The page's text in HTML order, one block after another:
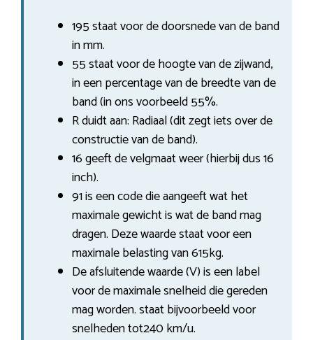
195 staat voor de doorsnede van de band
in mm.
55 staat voor de hoogte van de zijwand,
in een percentage van de breedte van de
band (in ons voorbeeld 55%.
R duidt aan: Radiaal (dit zegt iets over de
constructie van de band).
16 geeft de velgmaat weer (hierbij dus 16
inch).
91 is een code die aangeeft wat het
maximale gewicht is wat de band mag
dragen. Deze waarde staat voor een
maximale belasting van 615kg.
De afsluitende waarde (V) is een label
voor de maximale snelheid die gereden
mag worden. staat bijvoorbeeld voor
snelheden tot240 km/u.